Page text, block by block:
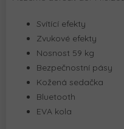
Svítící efekty
Zvukové efekty
Nosnost 59 kg
Bezpečnostní pásy
Kožená sedačka
Bluetooth
EVA kola